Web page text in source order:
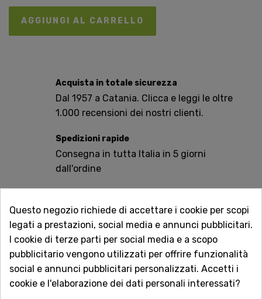
AGGIUNGI AL CARRELLO
Acquista in totale sicurezza
Dal 1957 a Catania. Clicca e leggi le oltre
1.000 recensioni dei nostri clienti.
Spedizioni rapide
Consegna in tutta Italia in 5 giorni
dall'ordine
Contattaci online oppure chiama per
qualsiasi informazione.
Ingredienti:
Fagioli Neri (reidratati/cotti), Acqua, Sale.
Questo negozio richiede di accettare i cookie per scopi
legati a prestazioni, social media e annunci pubblicitari.
I cookie di terze parti per social media e a scopo
pubblicitario vengono utilizzati per offrire funzionalità
social e annunci pubblicitari personalizzati. Accetti i
cookie e l'elaborazione dei dati personali interessati?